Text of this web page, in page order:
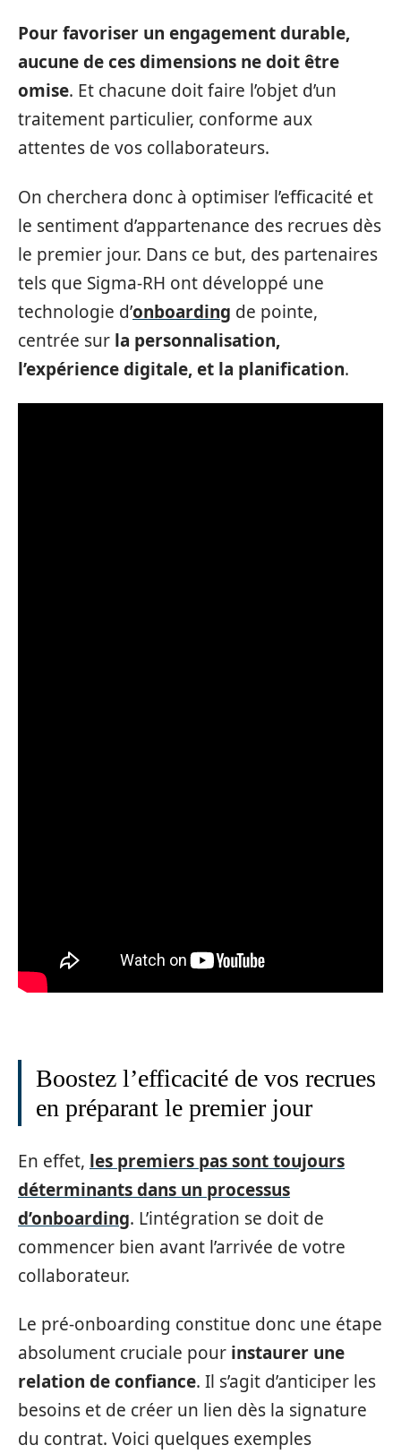
Pour favoriser un engagement durable,
aucune de ces dimensions ne doit être
omise. Et chacune doit faire l’objet d’un
traitement particulier, conforme aux
attentes de vos collaborateurs.
On cherchera donc à optimiser l’efficacité et
le sentiment d’appartenance des recrues dès
le premier jour. Dans ce but, des partenaires
tels que Sigma-RH ont développé une
technologie d’onboarding de pointe,
centrée sur la personnalisation,
l’expérience digitale, et la planification.
Boostez l’efficacité de vos recrues
en préparant le premier jour
En effet, les premiers pas sont toujours
déterminants dans un processus
d’onboarding. L’intégration se doit de
commencer bien avant l’arrivée de votre
collaborateur.
Le pré-onboarding constitue donc une étape
absolument cruciale pour instaurer une
relation de confiance. Il s’agit d’anticiper les
besoins et de créer un lien dès la signature
du contrat. Voici quelques exemples